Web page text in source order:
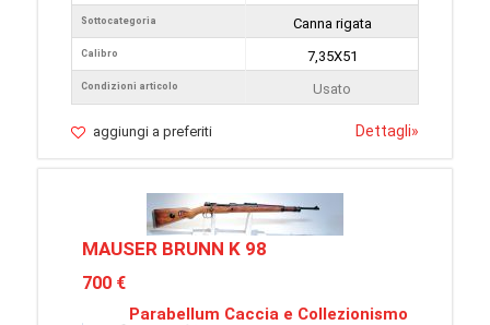
Sottocategoria
Calibro
Condizioni articolo
Canna rigata
7,35X51
Usato
aggiungi a preferiti Dettagli»
MAUSER BRUNN K 98
700 €
Parabellum Caccia e Collezionismo